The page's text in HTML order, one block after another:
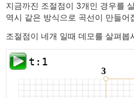
지금까진 조절점이 3개인 경우를
역시 같은 방식으로 곡선이 만들어
조절점이 네개 일때 데모를 살펴봅